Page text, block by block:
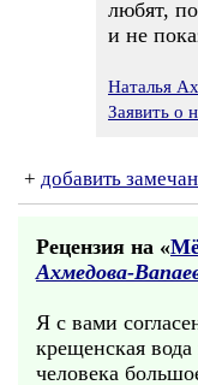
любят,
и не
Наталья
Заявить о
+ добавить
Рецензия на «
Ахмедова-
Я с вами
крещенская
человека